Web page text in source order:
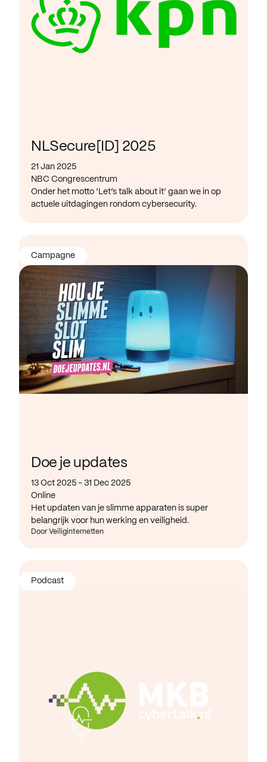
NLSecure[ID] 2025
21 Jan 2025
NBC Congrescentrum
Onder het motto ‘Let’s talk about it’ gaan we in op
actuele uitdagingen rondom cybersecurity.
Doe je updates
13 Oct 2025 - 31 Dec 2025
Online
Het updaten van je slimme apparaten is super
belangrijk voor hun werking en veiligheid.
Door Veiliginternetten
Campagne
Podcast